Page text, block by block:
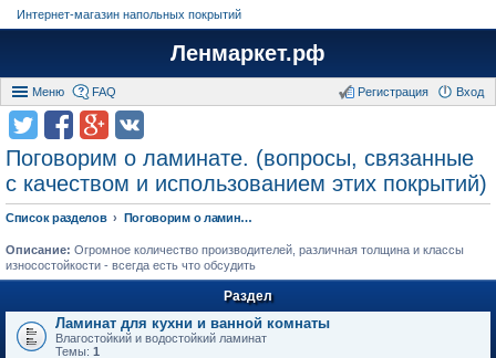
Интернет-магазин напольных покрытий
Ленмаркет.рф
Меню FAQ Вход
Регистрация
Поговорим о ламинате. (вопросы, связанные
с качеством и использованием этих покрытий)
Список разделов Поговорим о ламинате. (вопросы, связанные с качеством и использованием этих покрытий)
Описание: Огромное количество производителей, различная толщина и классы
износостойкости - всегда есть что обсудить
Раздел
Ламинат для кухни и ванной комнаты
Влагостойкий и водостойкий ламинат
Темы: 1